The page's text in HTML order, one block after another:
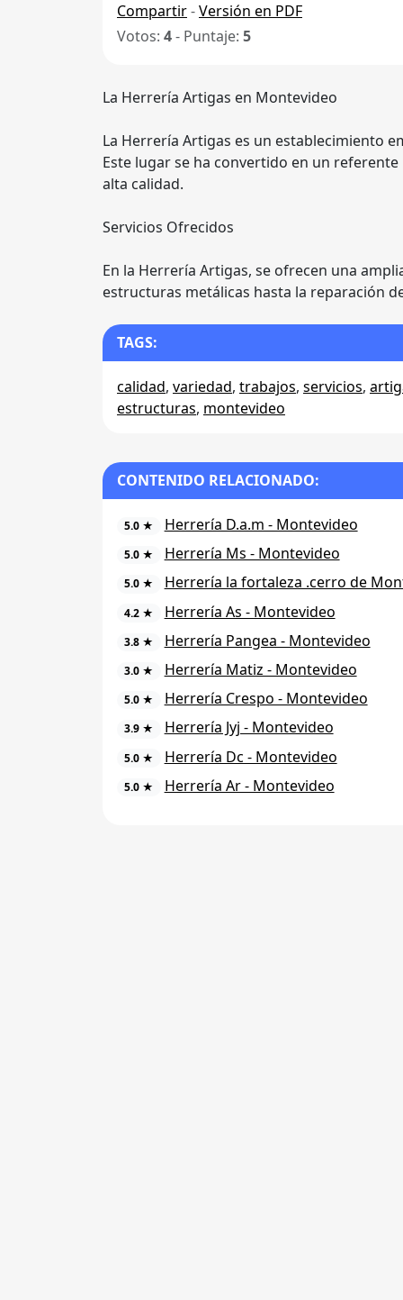
Compartir-Versión en PDF
Votos: 4- Puntaje: 5
La Herrería Artigas en Montevideo
La Herrería Artigas es un establecimiento
Este lugar se ha convertido en un
alta calidad.
Servicios Ofrecidos
En la Herrería Artigas, se ofrecen una
estructuras metálicas hasta la reparación
TAGS:
calidad, variedad, trabajos, servicios,
estructuras, montevideo
CONTENIDO RELACIONADO:
5.0 ★ Herrería D.a.m - Montevideo
5.0 ★ Herrería Ms - Montevideo
5.0 ★ Herrería la fortaleza .cerro de
4.2 ★ Herrería As - Montevideo
3.8 ★ Herrería Pangea - Montevideo
3.0 ★ Herrería Matiz - Montevideo
5.0 ★ Herrería Crespo - Montevideo
3.9 ★ Herrería Jyj - Montevideo
5.0 ★ Herrería Dc - Montevideo
5.0 ★ Herrería Ar - Montevideo